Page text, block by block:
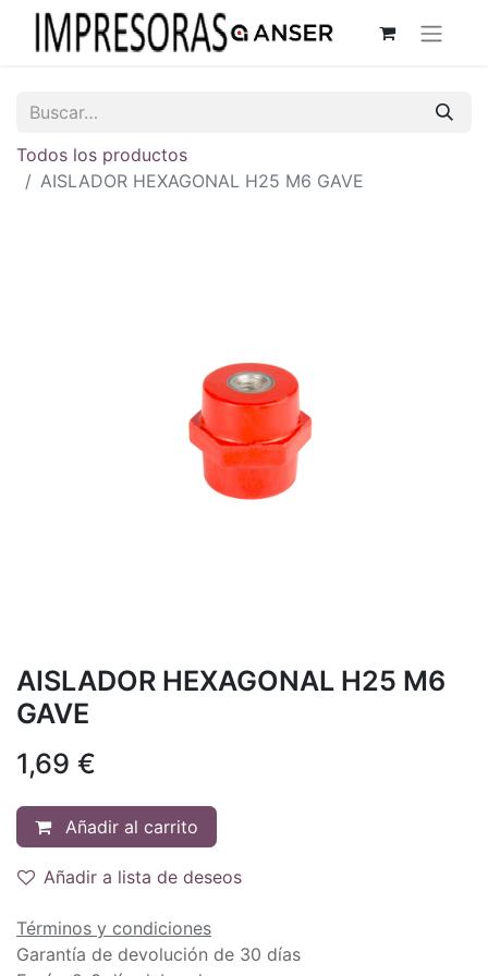
Todos los productos
AISLADOR HEXAGONAL H25 M6 GAVE
AISLADOR HEXAGONAL H25 M6
GAVE
1,69 €
Añadir al carrito
Añadir a lista de deseos
Términos y condiciones
Garantía de devolución de 30 días